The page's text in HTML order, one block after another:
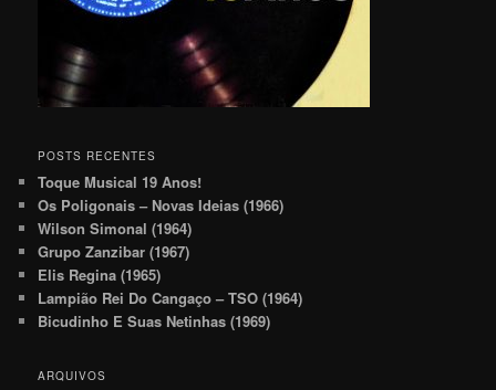
POSTS RECENTES
Toque Musical 19 Anos!
Os Poligonais – Novas Ideias (1966)
Wilson Simonal (1964)
Grupo Zanzibar (1967)
Elis Regina (1965)
Lampião Rei Do Cangaço – TSO (1964)
Bicudinho E Suas Netinhas (1969)
ARQUIVOS